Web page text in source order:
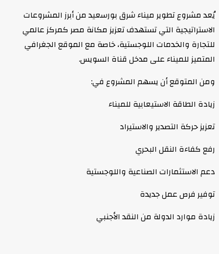
يُعد مشروع تطوير ميناء شرق بورسعيد من أبرز المشروعات
الاستراتيجية التي تستهدف تعزيز مكانة مصر كمركز عالمي
للتجارة والخدمات اللوجستية، خاصة مع الموقع الجغرافي
المتميز للميناء على مدخل قناة السويس.
ومن المتوقع أن يسهم المشروع في:
زيادة الطاقة الاستيعابية للميناء
تعزيز حركة التصدير والاستيراد
رفع كفاءة النقل البحري
دعم الاستثمارات الصناعية واللوجستية
توفير فرص عمل جديدة
زيادة موارد الدولة من النقد الأجنبي